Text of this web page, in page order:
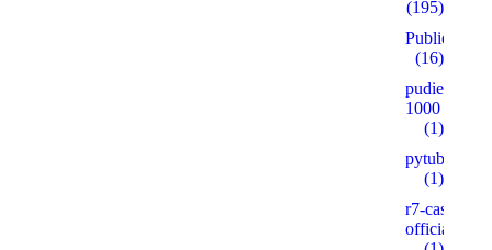
(195)
Public
(16)
pudie.ru
1000
(1)
pytube.io5
(1)
r7-casino-
official2.xyz